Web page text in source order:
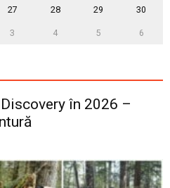
27 28 29 30
3 4 5 6
în 2026 –